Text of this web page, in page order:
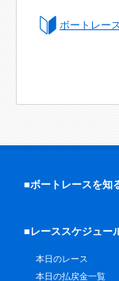
ボートレー
■ボートレースを知
■レーススケジュー
本日のレース
本日の払戻金一覧